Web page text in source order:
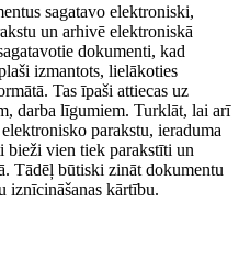
sagatavo elektroniski,
un arhivē elektroniskā
dokumenti, kad
izmantots, lielākoties
Tas īpaši attiecas uz
darba līgumiem. Turklāt, lai arī
parakstu, ieraduma
bieži vien tiek parakstīti un
Tādēļ būtiski zināt dokumentu
iznīcināšanas kārtību.